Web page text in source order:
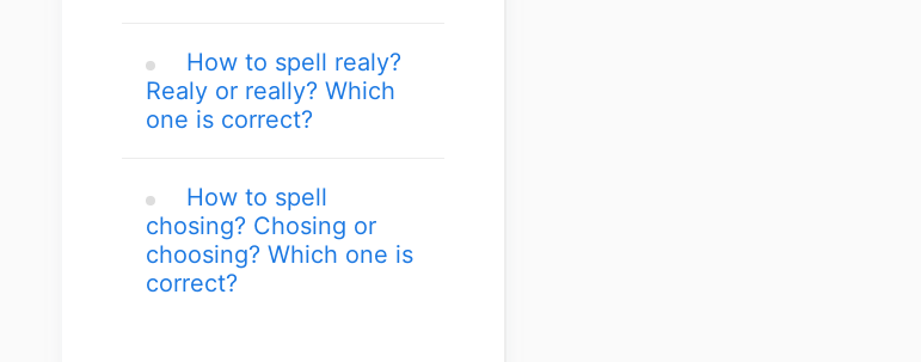
How to spell realy?
Realy or really? Which
one is correct?
How to spell
chosing? Chosing or
choosing? Which one is
correct?